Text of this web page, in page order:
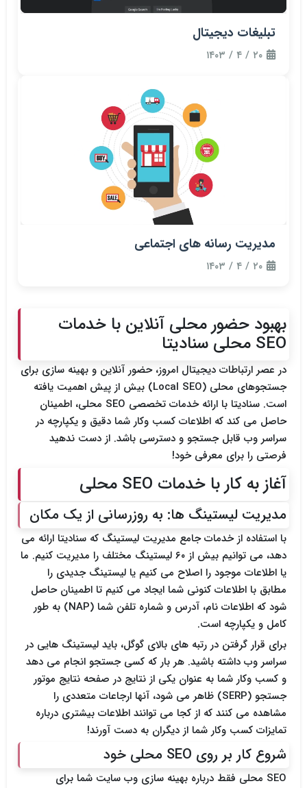
تبلیغات دیجیتال
۲۰ / ۴ / ۱۴۰۳
مدیریت رسانه های اجتماعی
۲۰ / ۴ / ۱۴۰۳
بهبود حضور محلی آنلاین با خدمات
SEO محلی سنادیتا
در عصر ارتباطات دیجیتال امروز، حضور آنلاین و بهینه سازی برای
جستجوهای محلی (Local SEO) بیش از پیش اهمیت یافته
است. سنادیتا با ارائه خدمات تخصصی SEO محلی، اطمینان
حاصل می کند که اطلاعات کسب وکار شما دقیق و یکپارچه در
سراسر وب قابل جستجو و دسترسی باشد. از دست ندهید
فرصتی را برای معرفی خود!
آغاز به کار با خدمات SEO محلی
مدیریت لیستینگ ها: به روزرسانی از یک مکان
با استفاده از خدمات جامع مدیریت لیستینگ که سنادیتا ارائه می
دهد، می توانیم بیش از ۶۰ لیستینگ مختلف را مدیریت کنیم. ما
یا اطلاعات موجود را اصلاح می کنیم یا لیستینگ جدیدی را
مطابق با اطلاعات کنونی شما ایجاد می کنیم تا اطمینان حاصل
شود که اطلاعات نام، آدرس و شماره تلفن شما (NAP) به طور
کامل و یکپارچه است.
برای قرار گرفتن در رتبه های بالای گوگل، باید لیستینگ هایی در
سراسر وب داشته باشید. هر بار که کسی جستجو انجام می دهد
و کسب وکار شما به عنوان یکی از نتایج در صفحه نتایج موتور
جستجو (SERP) ظاهر می شود، آنها ارجاعات متعددی را
مشاهده می کنند که از کجا می توانند اطلاعات بیشتری درباره
تمایزات کسب وکار شما از دیگران به دست آورند!
شروع کار بر روی SEO محلی خود
SEO محلی فقط درباره بهینه سازی وب سایت شما برای